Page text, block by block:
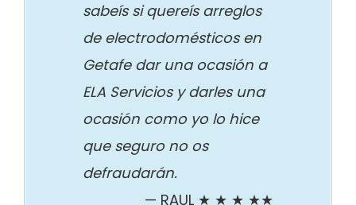
sabeís si quereís arreglos
de electrodomésticos en
Getafe dar una ocasión a
ELA Servicios y darles una
ocasión como yo lo hice
que seguro no os
defraudarán.
RAUL ★ ★ ★ ★★